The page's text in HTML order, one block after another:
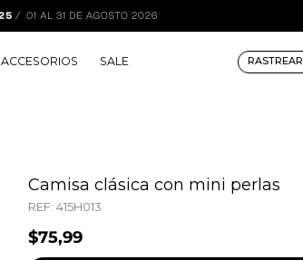
ACCESORIOS SALE
Camisa clásica con mini perlas
REF:415H013
$75,99